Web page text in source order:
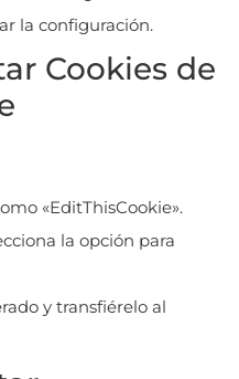
la configuración.
Cookies de
«EditThisCookie».
la opción para
y transfiérelo al